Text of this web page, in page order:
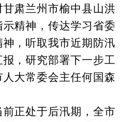
肃兰州市榆中县山洪
精神，传达学习省委
，听取我市近期防汛
，研究部署下一步工
大常委会主任何国森
正处于后汛期，全市